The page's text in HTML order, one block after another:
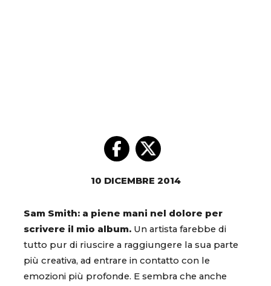
10 DICEMBRE 2014
Sam Smith: a piene mani nel dolore per
scrivere il mio album. Un artista farebbe di
tutto pur di riuscire a raggiungere la sua parte
più creativa, ad entrare in contatto con le
emozioni più profonde. E sembra che anche